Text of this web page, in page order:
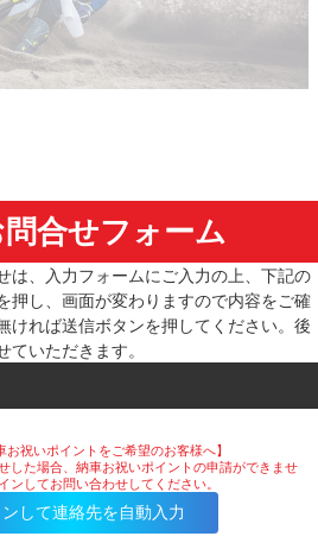
合せフォーム
は、入力フォームにご入力の上、下記の
押し、画面が変わりますので内容をご確
ければ送信ボタンを押してください。後
いただきます。
祝いポイントをご希望のお客様へ】
した場合、納車お祝いポイントの申請ができませ
ンしてお問い合わせしてください。
して連絡先を自動入力